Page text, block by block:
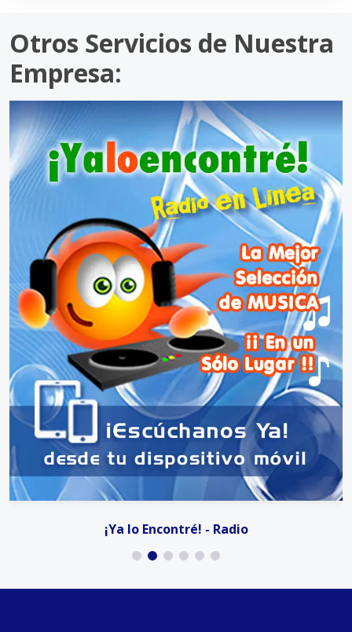
Otros Servicios de Nuestra
Empresa:
¡Ya lo Encontré! - Radio